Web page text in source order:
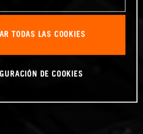
TODAS LAS COOKIES
DE COOKIES